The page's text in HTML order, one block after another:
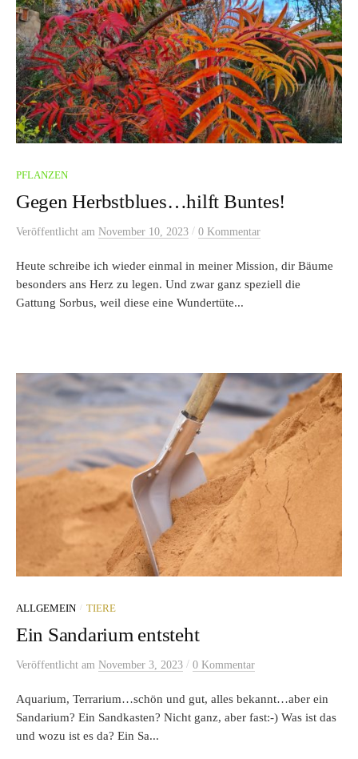
PFLANZEN
Gegen Herbstblues…hilft Buntes!
Veröffentlicht am November 10, 2023 / 0 Kommentar
Heute schreibe ich wieder einmal in meiner Mission, dir Bäume
besonders ans Herz zu legen. Und zwar ganz speziell die
Gattung Sorbus, weil diese eine Wundertüte...
ALLGEMEIN / TIERE
Ein Sandarium entsteht
Veröffentlicht am November 3, 2023 / 0 Kommentar
Aquarium, Terrarium…schön und gut, alles bekannt…aber ein
Sandarium? Ein Sandkasten? Nicht ganz, aber fast:-) Was ist das
und wozu ist es da? Ein Sa...